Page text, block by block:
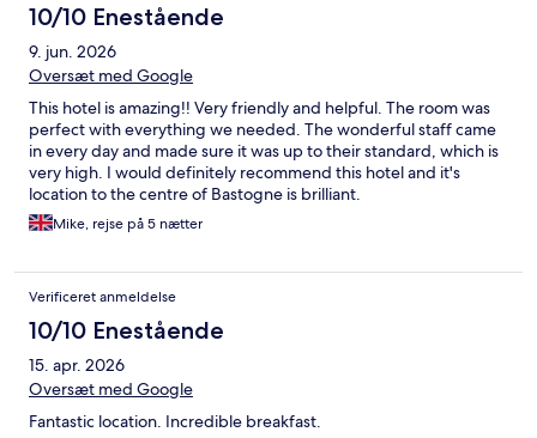
10/10 Enestående
9. jun. 2026
Oversæt med Google
This hotel is amazing!! Very friendly and helpful. The room was
perfect with everything we needed. The wonderful staff came
in every day and made sure it was up to their standard, which is
very high. I would definitely recommend this hotel and it's
location to the centre of Bastogne is brilliant.
Mike, rejse på 5 nætter
Verificeret anmeldelse
10/10 Enestående
15. apr. 2026
Oversæt med Google
Fantastic location. Incredible breakfast.